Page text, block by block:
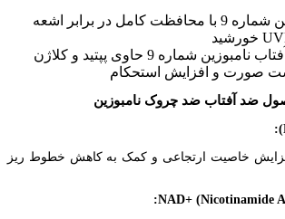
ضد آفتاب ضد چروک نامبوزین
خاصیت ارتجاعی و کمک به کاهش خطوط ریز
NAD+ (Nicotinamide